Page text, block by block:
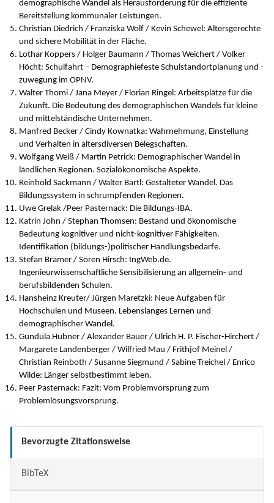
demographische Wandel als Herausforderung für die effiziente
Bereitstellung kommunaler Leistungen.
Christian Diedrich / Franziska Wolf / Kevin Schewel: Altersgerechte
und sichere Mobilität in der Fläche.
Lothar Koppers / Holger Baumann / Thomas Weichert / Volker
Höcht: Schulfahrt – Demographiefeste Schulstandortplanung und -
zuwegung im ÖPNV.
Walter Thomi / Jana Meyer / Florian Ringel: Arbeitsplätze für die
Zukunft. Die Bedeutung des demographischen Wandels für kleine
und mittelständische Unternehmen.
Manfred Becker / Cindy Kownatka: Wahrnehmung, Einstellung
und Verhalten in altersdiversen Belegschaften.
Wolfgang Weiß / Martin Petrick: Demographischer Wandel in
ländlichen Regionen. Sozialökonomische Aspekte.
Reinhold Sackmann / Walter Bartl: Gestalteter Wandel. Das
Bildungssystem in schrumpfenden Regionen.
Uwe Grelak /Peer Pasternack: Die Bildungs-IBA.
Katrin John / Stephan Thomsen: Bestand und ökonomische
Bedeutung kognitiver und nicht-kognitiver Fähigkeiten.
Identifikation (bildungs-)politischer Handlungsbedarfe.
Stefan Brämer / Sören Hirsch: IngWeb.de.
Ingenieurwissenschaftliche Sensibilisierung an allgemein- und
berufsbildenden Schulen.
Hansheinz Kreuter/ Jürgen Maretzki: Neue Aufgaben für
Hochschulen und Museen. Lebenslanges Lernen und
demographischer Wandel.
Gundula Hübner / Alexander Bauer / Ulrich H. P. Fischer-Hirchert /
Margarete Landenberger / Wilfried Mau / Frithjof Meinel /
Christian Reinboth / Susanne Siegmund / Sabine Treichel / Enrico
Wilde: Länger selbstbestimmt leben.
Peer Pasternack: Fazit: Vom Problemvorsprung zum
Problemlösungsvorsprung.
Bevorzugte Zitationsweise
BibTeX